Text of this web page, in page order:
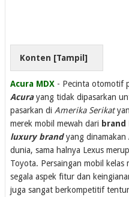
Konten [Tampil]
Acura MDX - Pecinta otomotif
Acurayang tidak dipasarkan
pasarkan di Amerika Serikat
merek mobil mewah dari brand
luxury brandyang dinamakan
dunia, sama halnya Lexus
Toyota. Persaingan mobil kelas
segala aspek fitur dan
juga sangat berkompetitif